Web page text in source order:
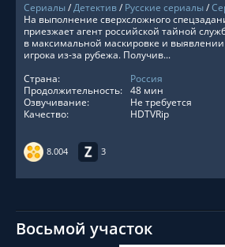
Сериалы/Детектив/ Русские сериалы/
8.004 3
На выполнение сверхсложного
приезжает агент российской тайной
в максимальной маскировке и выявлении
игрока из-за рубежа. Получив...
Страна:
Россия
Продолжительность: 48 мин
Озвучивание:
Не требуется
Качество:
HDTVRip
Восьмой участок